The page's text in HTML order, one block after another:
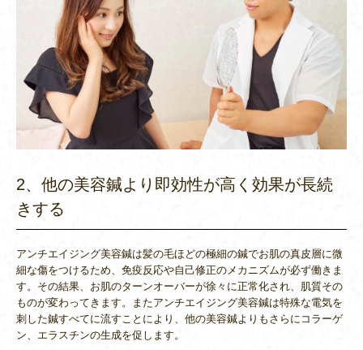
2、他の美容鍼より即効性が高く効果が長続
きする
アンチエイジング美容鍼は髪の毛ほどの極細の鍼でお肌の真皮層に微
細な傷をつけるため、免疫反応や自己修正のメカニズムが必ず働きま
す。その結果、お肌のターンオーバーが徐々に正常化され、肌質その
ものが変わってきます。またアンチエイジング美容鍼は特殊な電気を
刺した鍼すべてに流すことにより、他の美容鍼よりもさらにコラーゲ
ン、エラスチンの生成を促します。